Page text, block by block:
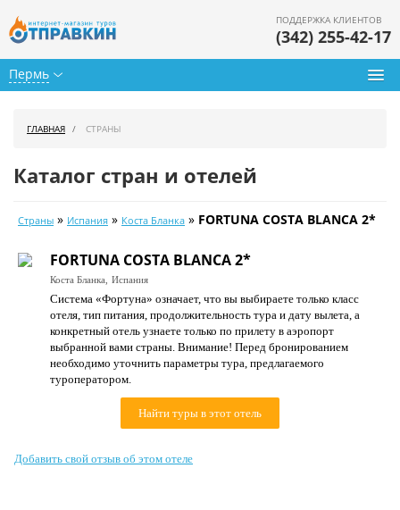
Пермь
ПОДДЕРЖКА КЛИЕНТОВ
(342) 255-42-17
Календарь туров
Цены дня
Страны
Как купить
О нас
ГЛАВНАЯ СТРАНЫ
Каталог стран и отелей
Страны » Испания » Коста Бланка » FORTUNA COSTA BLANCA 2*
FORTUNA COSTA BLANCA 2*
Коста Бланка, Испания
Система «Фортуна» означает, что вы выбираете только класс
отеля, тип питания, продолжительность тура и дату вылета, а
конкретный отель узнаете только по прилету в аэропорт
выбранной вами страны. Внимание! Перед бронированием
необходимо уточнить параметры тура, предлагаемого
туроператором.
Найти туры в этот отель
Добавить свой отзыв об этом отеле